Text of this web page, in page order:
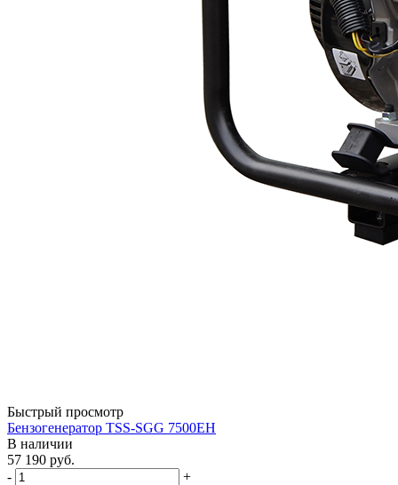
Быстрый просмотр
Бензогенератор TSS-SGG 7500ЕН
В наличии
57 190 руб.
-
+